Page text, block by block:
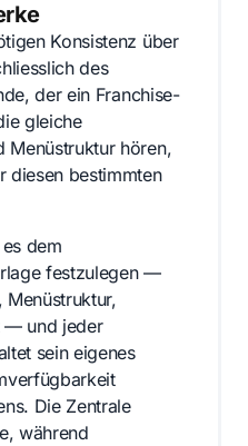
Konsistenz über
des
der ein Franchise-
gleiche
Menüstruktur hören,
diesen bestimmten
dem
festzulegen —
— und jeder
sein eigenes
Die Zentrale
während